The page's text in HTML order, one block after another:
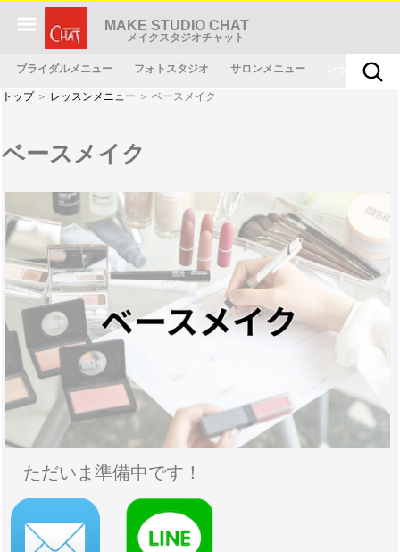
MAKE STUDIO CHAT
メイクスタジオチャット
ブライダルメニュー フォトスタジオ サロンメニュー レッスンメニ
トップ＞ レッスンメニュー ＞ ベースメイク
ベースメイク
ただいま準備中です！